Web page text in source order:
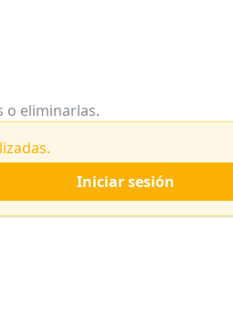
o eliminarlas.
Iniciar sesión